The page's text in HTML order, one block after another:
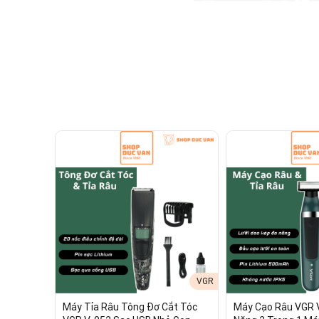
Máy Tông Đơ Tỉa Râu Đa Năng
VGR
Máy Tỉa Râu Tông Đơ Cắt Tóc
Máy Cạo Râu VGR